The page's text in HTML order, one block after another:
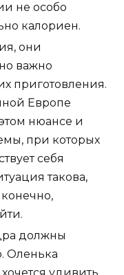
не особо
калориен.
они
важно
приготовления.
Европе
нюансе и
при которых
себя
такова,
должны
Оленька